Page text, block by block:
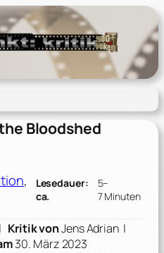
Bloodshed
Lesedauer:
ca.
5–
7 Minuten
Kritik vonJens Adrian|
30. März 2023